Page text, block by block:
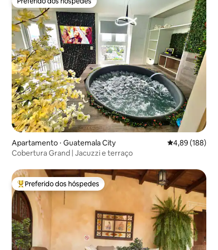
Preferido dos hóspedes
Apartamento ⋅ Guatemala City 4,89 de uma
4,89 (188)
Cobertura Grand | Jacuzzi e terraço
Entre os melhores preferidos dos hóspedes
Preferido dos hóspedes